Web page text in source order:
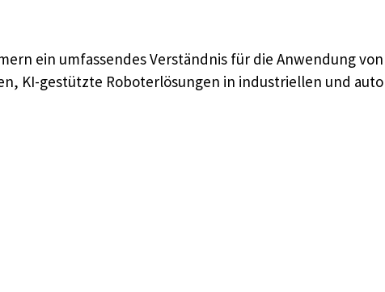
ein umfassendes Verständnis für die Anwendung
KI-gestützte Roboterlösungen in industriellen und